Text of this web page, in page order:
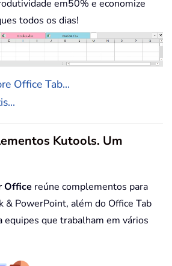
em50% e economize
todos os dias!
Office Tab...
Kutools. Um
Office reúne complementos para
& PowerPoint, além do Office Tab
equipes que trabalham em vários